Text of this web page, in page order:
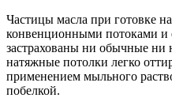
Частицы масла при готовке
конвенционными потоками и
застрахованы ни обычные
натяжные потолки легко
применением мыльного
побелкой.